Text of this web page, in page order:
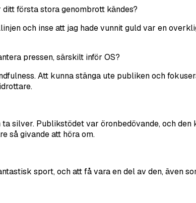
första stora genombrott kändes?
och inse att jag hade vunnit guld var en
pressen, särskilt inför OS?
Att kunna stänga ute publiken och
silver. Publikstödet var öronbedövande, och den
så givande att höra om.
sport, och att få vara en del av den, även